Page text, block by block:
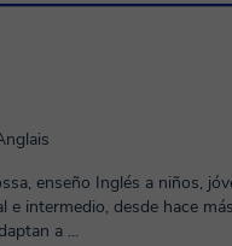
enseño Inglés a niños,
e intermedio, desde hace
a ...